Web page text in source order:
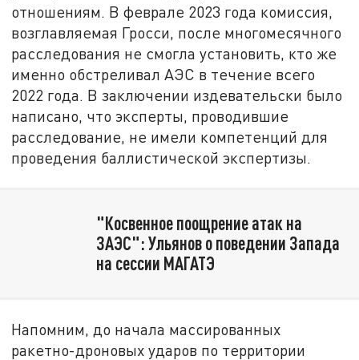
отношениям. В феврале 2023 года комиссия,
возглавляемая Гросси, после многомесячного
расследования не смогла установить, кто же
именно обстреливал АЭС в течение всего
2022 года. В заключении издевательски было
написано, что эксперты, проводившие
расследование, не имели компетенций для
проведения баллистической экспертизы.
"Косвенное поощрение атак на
ЗАЭС": Ульянов о поведении Запада
на сессии МАГАТЭ
Напомним, до начала массированных
ракетно-дроновых ударов по территории